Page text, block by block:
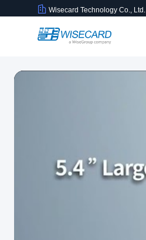
Wisecard Technology Co., Ltd.